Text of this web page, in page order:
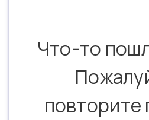
Что-то
повторите